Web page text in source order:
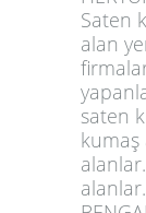
Saten
alan
saten
kumaş